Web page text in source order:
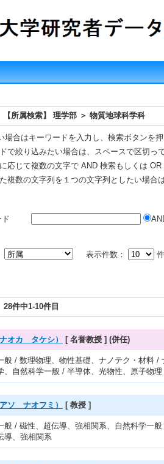
【所属検索】 理学部 ＞ 物質地球科学科
場合はキーワードを入力し、検索ボタンを
で絞り込みたい場合は、スペースで区切っ
応じて複数の文字で AND 検索もしくは
複数の文字列を１つの文字列としたい場合
ド
表示件数：
28件中1-10件目
オカ タケシ） [ 名誉教授 ] (併任)
般 / 数理物理、物性基礎、ナノテク・材料 /
、自然科学一般 / 半導体、光物性、原子物理
ソ ナオフミ） [ 教授 ]
般 / 磁性、超伝導、強相関系、自然科学一般
導、強相関系